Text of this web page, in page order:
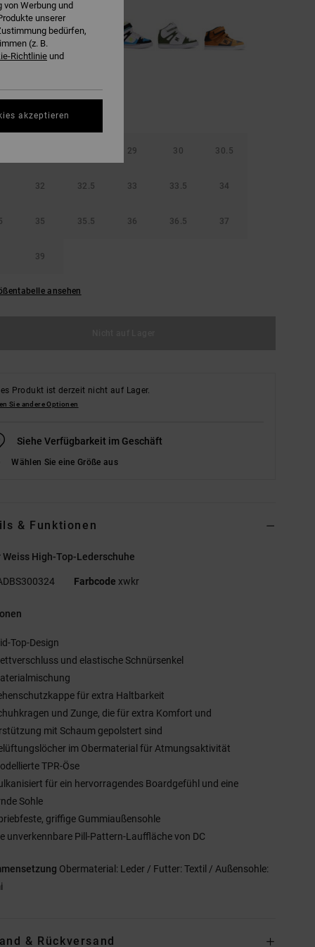
29 30 30.5
32 32.5 33 33.5 34
35 35.5 36 36.5 37
39
ansehen
Produkt ist derzeit nicht auf Lager.
Sie andere Optionen
Siehe Verfügbarkeit im Geschäft
Wählen Sie eine Größe aus
& Funktionen
Weiss High-Top-Lederschuhe
Farbcode xwkr
Top-Design
und elastische Schnürsenkel
für extra Haltbarkeit
und Zunge, die für extra Komfort und
mit Schaum gepolstert sind
im Obermaterial für Atmungsaktivität
TPR-Öse
für ein hervorragendes Boardgefühl und eine
Sohle
griffige Gummiaußensohle
unverkennbare Pill-Pattern-Lauffläche von DC
Obermaterial: Leder / Futter: Textil / Außensohle:
& Rückversand
Werbung und
unserer
bedürfen,
(z. B.
Richtlinie und
akzeptieren